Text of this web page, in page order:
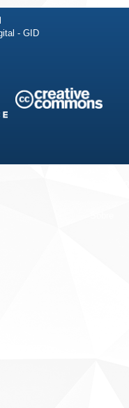
- GID